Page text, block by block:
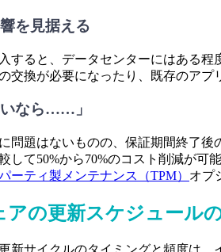
を見据える
すると、データセンターにはある
交換が必要になったり、既存のア
いなら……」
問題はないものの、保証期間終了
して50%から70%のコスト削減が可
ーティ製メンテナンス（TPM） オプ
アの更新スケジュール
新サイクルのタイミングと頻度は